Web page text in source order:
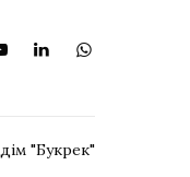
"Букрек"